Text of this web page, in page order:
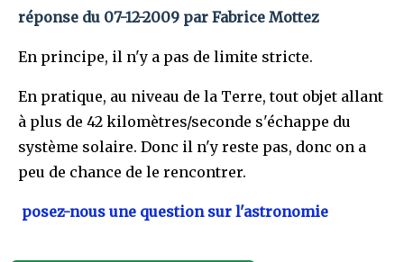
réponse du 07-12-2009 par Fabrice Mottez
En principe, il n'y a pas de limite stricte.
En pratique, au niveau de la Terre, tout objet allant
à plus de 42 kilomètres/seconde s'échappe du
système solaire. Donc il n'y reste pas, donc on a
peu de chance de le rencontrer.
posez-nous une question sur l'astronomie